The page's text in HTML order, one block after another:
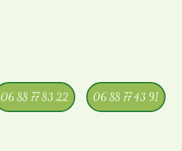
06 88 77 83 22 06 88 77 43 91